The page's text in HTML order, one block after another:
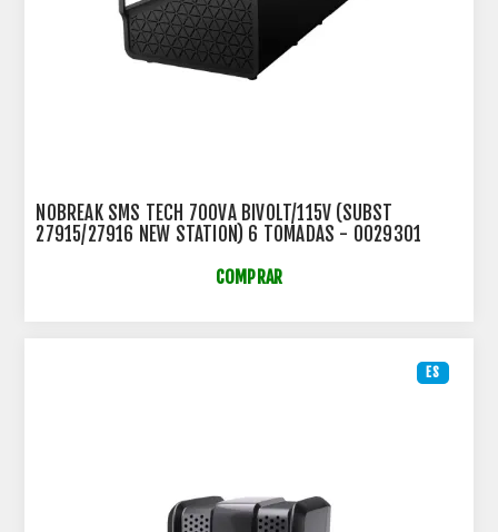
NOBREAK SMS TECH 700VA BIVOLT/115V (SUBST
27915/27916 NEW STATION) 6 TOMADAS - 0029301
COMPRAR
ES